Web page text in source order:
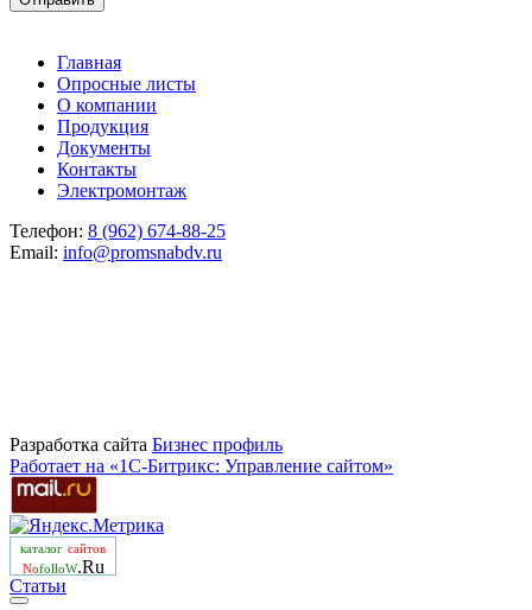
Главная
Опросные листы
О компании
Продукция
Документы
Контакты
Электромонтаж
Телефон: 8 (962) 674-88-25
Email: info@promsnabdv.ru
Разработка сайта Бизнеc профиль
Работает на «1С-Битрикс: Управление сайтом»
каталог сайтов
NofolloW.Ru
Статьи